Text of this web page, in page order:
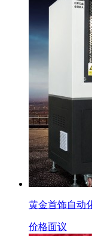
黄金首饰自动
价格面议